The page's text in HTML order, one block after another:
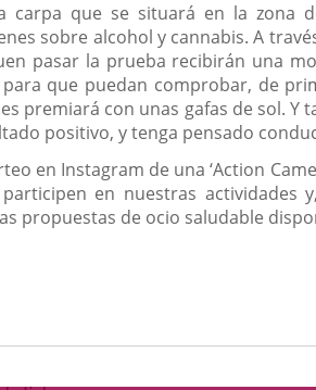
carpa que se situará en la zona
sobre alcohol y cannabis. A
pasar la prueba recibirán una
para que puedan comprobar, de
premiará con unas gafas de sol. Y
positivo, y tenga pensado
en Instagram de una ‘Action
en nuestras
propuestas de ocio saludable